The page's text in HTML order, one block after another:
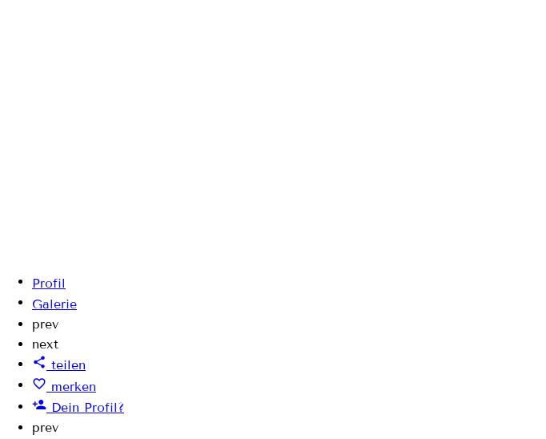
Profil
Galerie
prev
next
teilen
merken
Dein Profil?
prev